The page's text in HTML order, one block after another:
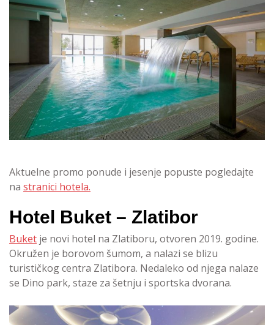
Aktuelne promo ponude i jesenje popuste pogledajte
na stranici hotela.
Hotel Buket – Zlatibor
Buket je novi hotel na Zlatiboru, otvoren 2019. godine.
Okružen je borovom šumom, a nalazi se blizu
turističkog centra Zlatibora. Nedaleko od njega nalaze
se Dino park, staze za šetnju i sportska dvorana.